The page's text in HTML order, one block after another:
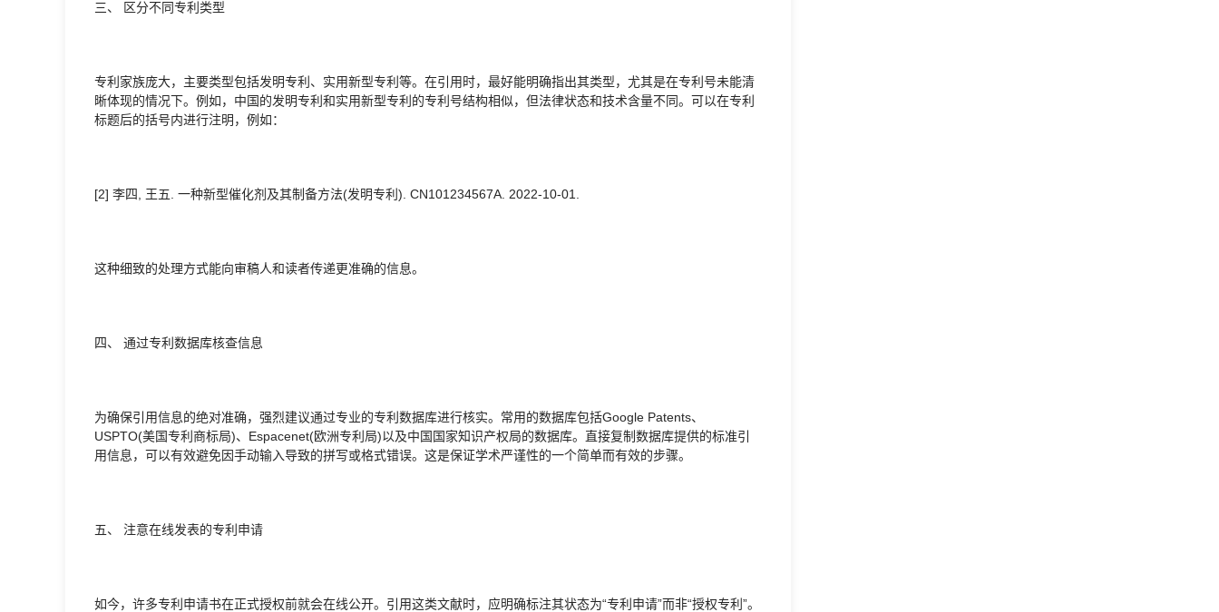
三、 区分不同专利类型
专利家族庞大，主要类型包括发明专利、实用新型专利等。在引用时，最好能明确指出其类型，尤其是在专利号未能清
晰体现的情况下。例如，中国的发明专利和实用新型专利的专利号结构相似，但法律状态和技术含量不同。可以在专利
标题后的括号内进行注明，例如：
[2] 李四, 王五. 一种新型催化剂及其制备方法(发明专利). CN101234567A. 2022-10-01.
这种细致的处理方式能向审稿人和读者传递更准确的信息。
四、 通过专利数据库核查信息
为确保引用信息的绝对准确，强烈建议通过专业的专利数据库进行核实。常用的数据库包括Google Patents、
USPTO(美国专利商标局)、Espacenet(欧洲专利局)以及中国国家知识产权局的数据库。直接复制数据库提供的标准引
用信息，可以有效避免因手动输入导致的拼写或格式错误。这是保证学术严谨性的一个简单而有效的步骤。
五、 注意在线发表的专利申请
如今，许多专利申请书在正式授权前就会在线公开。引用这类文献时，应明确标注其状态为“专利申请”而非“授权专利”。